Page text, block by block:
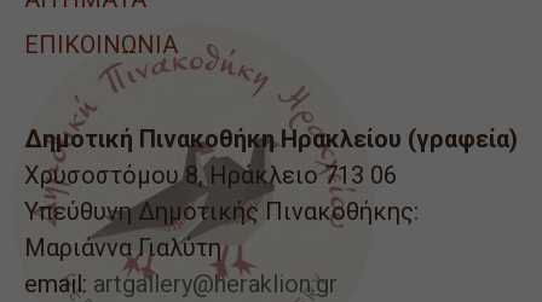
ΕΠΙΚΟΙΝΩΝΙΑ
Δημοτική Πινακοθήκη Ηρακλείου (γραφεία)
Χρυσοστόμου 8, Ηράκλειο 713 06
Υπεύθυνη Δημοτικής Πινακοθήκης:
Μαριάννα Γιαλύτη
email: artgallery@heraklion.gr